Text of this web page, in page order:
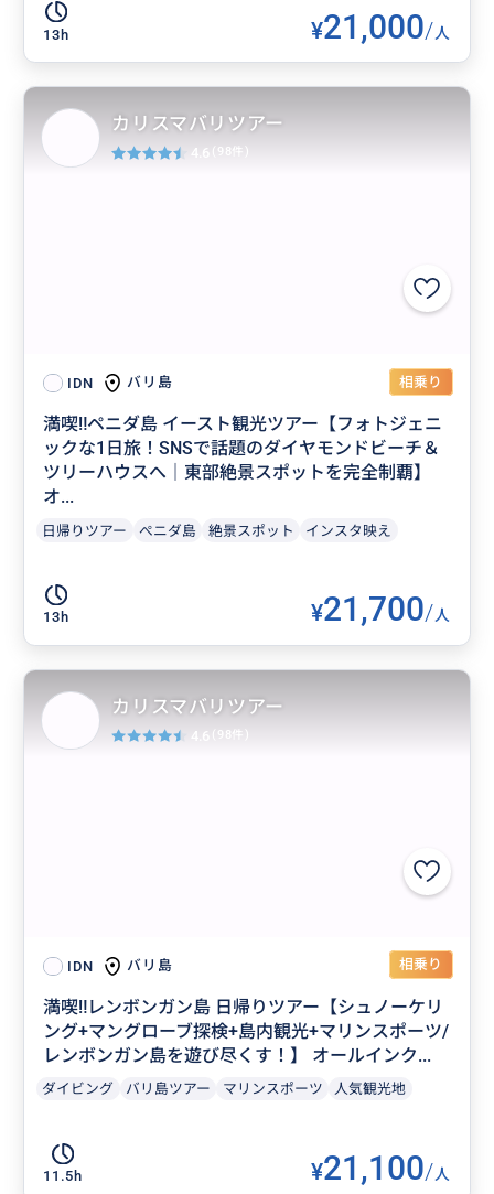
13h ¥21,000/人
IDN バリ島 相乗り
満喫‼️ペニダ島 イースト観光ツアー【フォトジェニ
ックな1日旅！SNSで話題のダイヤモンドビーチ＆
ツリーハウスへ｜東部絶景スポットを完全制覇】
オ...
日帰りツアー ぺニダ島 絶景スポット インスタ映え
13h ¥21,700/人
カリスマバリツアー
4.6 (98件)
IDN バリ島 相乗り
満喫‼️レンボンガン島 日帰りツアー【シュノーケリ
ング+マングローブ探検+島内観光+マリンスポーツ/
レンボンガン島を遊び尽くす！】 オールインク...
ダイビング バリ島ツアー マリンスポーツ 人気観光地
11.5h ¥21,100/人
カリスマバリツアー
4.6 (98件)